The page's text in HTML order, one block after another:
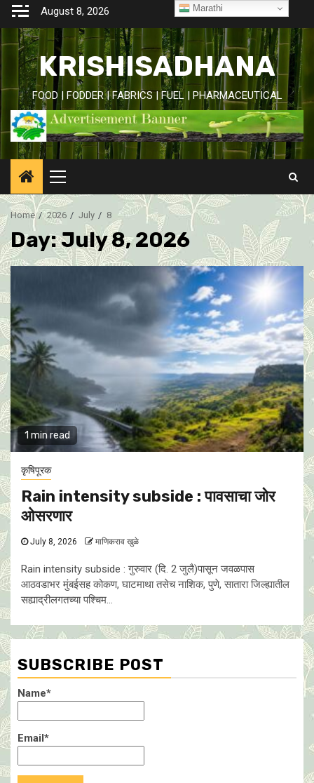
Skip
content
August 8, 2026
KRISHISADHANA
FOOD | FODDER | FABRICS | FUEL | PHARMACEUTICAL
Primary
Menu
Home 2026 July 8
Day:July 8, 2026
1 min read
कृषिपूरक
Rain intensity subside : पावसाचा जोर
ओसरणार
July 8, 2026 माणिकराव खुळे
Rain intensity subside : गुरुवार (दि. 2 जुलै)पासून जवळपास
आठवडाभर मुंबईसह कोकण, घाटमाथा तसेच नाशिक, पुणे, सातारा जिल्ह्यातील
सह्याद्रीलगतच्या पश्चिम...
SUBSCRIBE POST
Name*
Email*
Marathi